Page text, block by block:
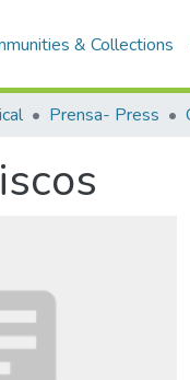
& Collections
Prensa- Press